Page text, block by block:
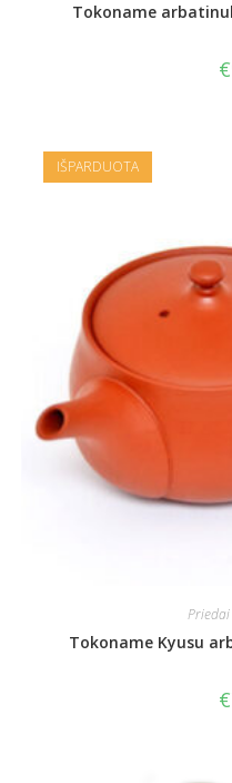
Tokoname
€
IŠPARDUOTA
Tokoname Kyusu
€